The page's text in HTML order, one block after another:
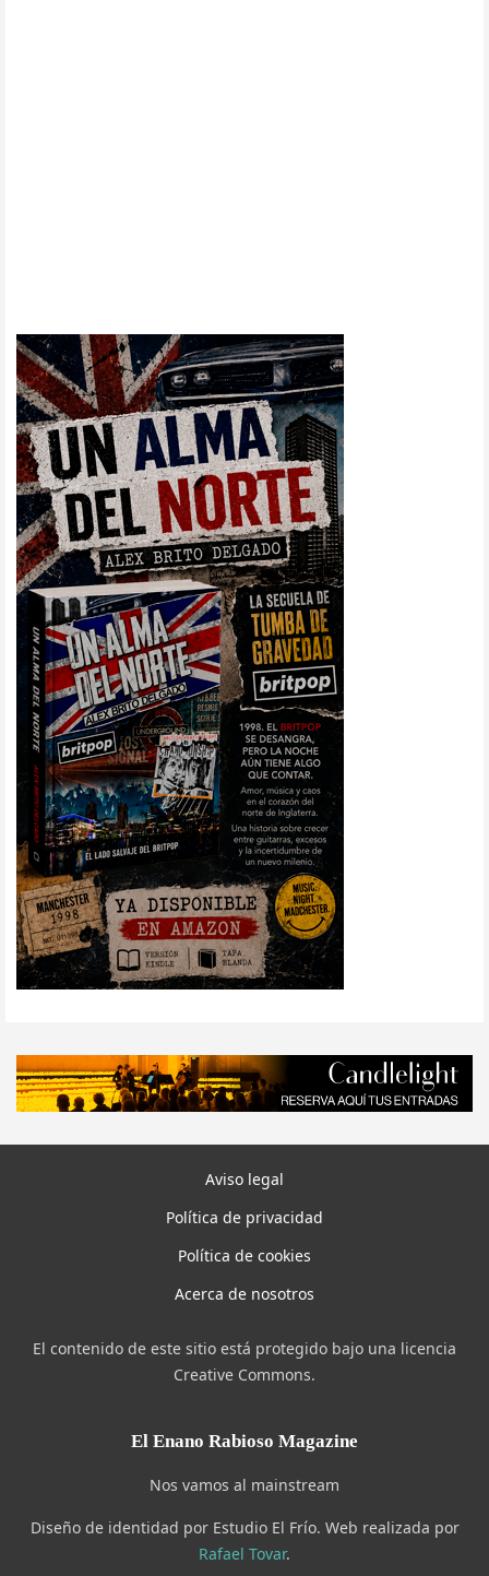
Aviso legal
Política de privacidad
Política de cookies
Acerca de nosotros
El contenido de este sitio está protegido bajo una licencia
Creative Commons.
El Enano Rabioso Magazine
Nos vamos al mainstream
Diseño de identidad por Estudio El Frío. Web realizada por
Rafael Tovar.